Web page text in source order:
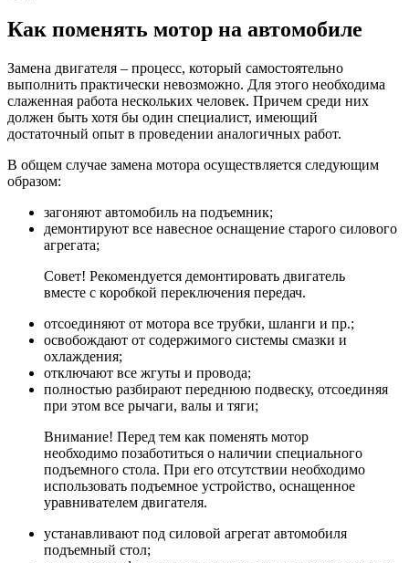
Как поменять мотор на автомобиле
Замена двигателя – процесс, который самостоятельно
выполнить практически невозможно. Для этого необходима
слаженная работа нескольких человек. Причем среди них
должен быть хотя бы один специалист, имеющий
достаточный опыт в проведении аналогичных работ.
В общем случае замена мотора осуществляется следующим
образом:
загоняют автомобиль на подъемник;
демонтируют все навесное оснащение старого силового
агрегата;
Совет! Рекомендуется демонтировать двигатель
вместе с коробкой переключения передач.
отсоединяют от мотора все трубки, шланги и пр.;
освобождают от содержимого системы смазки и
охлаждения;
отключают все жгуты и провода;
полностью разбирают переднюю подвеску, отсоединяя
при этом все рычаги, валы и тяги;
Внимание! Перед тем как поменять мотор
необходимо позаботиться о наличии специального
подъемного стола. При его отсутствии необходимо
использовать подъемное устройство, оснащенное
уравнивателем двигателя.
устанавливают под силовой агрегат автомобиля
подъемный стол;